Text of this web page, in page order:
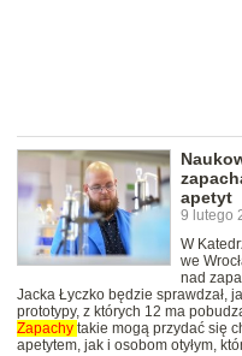
apetyt
9 lutego
W
we
nad
Jacka Łyczko będzie sprawdzał,
prototypy, z których 12 ma
Zapachy takie mogą przydać się
apetytem, jak i osobom otyłym,